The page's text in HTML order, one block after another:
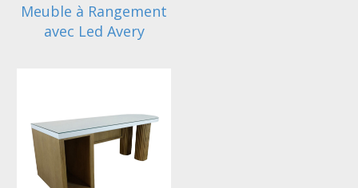
Meuble à Rangement
avec Led Avery